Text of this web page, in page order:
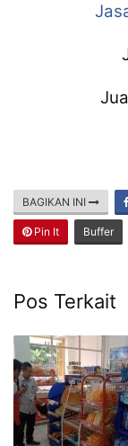
BAGIKAN INI
Pin It Buffer
Pos Terkait